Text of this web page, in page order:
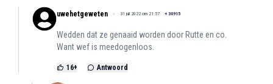
uwehetgeweten 31 juli 2022 om 21:57 + 30915
Wedden dat ze genaaid worden door Rutte en co.
Want wef is meedogenloos.
16+ Antwoord